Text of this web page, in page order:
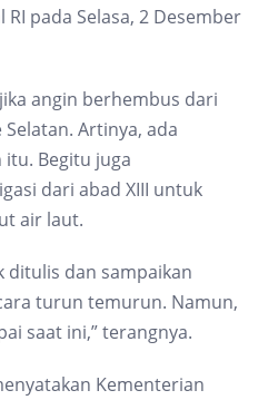
pada Selasa, 2 Desember
angin berhembus dari
Artinya, ada
Begitu juga
dari abad XIII untuk
air laut.
ditulis dan sampaikan
turun temurun. Namun,
saat ini,” terangnya.
Kementerian